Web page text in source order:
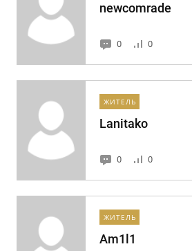
newcomrade
0 0
ЖИТЕЛЬ
Lanitako
0 0
ЖИТЕЛЬ
Am1l1